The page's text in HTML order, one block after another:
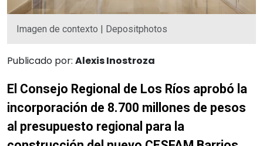
Imagen de contexto | Depositphotos
Publicado por: Alexis Inostroza
El Consejo Regional de Los Ríos aprobó la
incorporación de 8.700 millones de pesos
al presupuesto regional para la